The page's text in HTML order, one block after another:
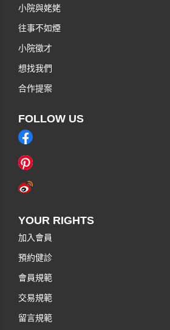
小院與姥姥
往事不如煙
小院徵才
想找我們
合作提案
FOLLOW US
YOUR RIGHTS
加入會員
預約健診
會員規範
交易規範
留言規範